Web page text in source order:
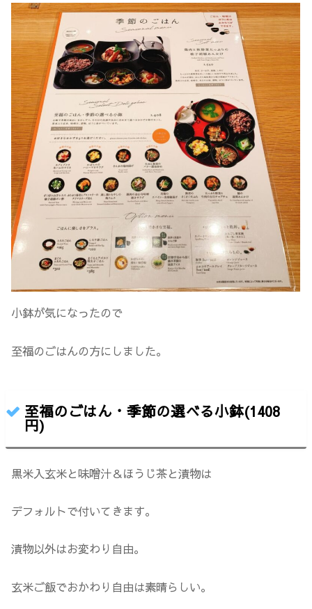
小鉢が気になったので
至福のごはんの方にしました。
至福のごはん・季節の選べる小鉢(1408
円)
黒米入玄米と味噌汁＆ほうじ茶と漬物は
デフォルトで付いてきます。
漬物以外はお変わり自由。
玄米ご飯でおかわり自由は素晴らしい。